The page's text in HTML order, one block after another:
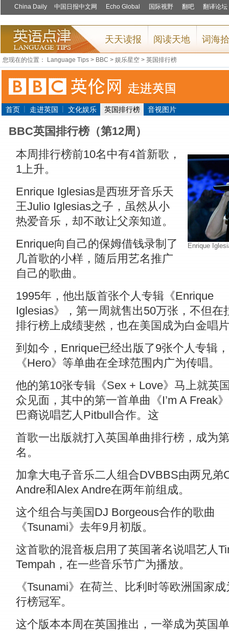
您现在的位置： Language Tips > BBC > 娱乐星空 > 英国排行榜
首页 | 走进英国 | 文化娱乐 英国排行榜 音视图片
BBC英国排行榜（第12周）
Enrique
本周排行榜前10名中有4首新歌，
1上升。
Enrique Iglesias是西班牙音乐天
王Julio Iglesias之子，虽然从小
热爱音乐，却不敢让父亲知道。
Enrique向自己的保姆借钱录制了
几首歌的小样，随后用艺名推广
自己的歌曲。
1995年，他出版首张个人专辑《Enrique
Iglesias》，第一周就售出50万张，不但在
排行榜上成绩斐然，也在美国成为白金唱
到如今，Enrique已经出版了9张个人专辑，
《Hero》等单曲在全球范围内广为传唱。
他的第10张专辑《Sex + Love》马上就英
众见面，其中的第一首单曲《I’m A Freak
巴裔说唱艺人Pitbull合作。这
首歌一出版就打入英国单曲排行榜，成为
名。
加拿大电子音乐二人组合DVBBS由两兄弟
Andre和Alex Andre在两年前组成。
这个组合与美国DJ Borgeous合作的歌曲
《Tsunami》去年9月初版。
这首歌的混音板启用了英国著名说唱艺人
Tempah，在一些音乐节广为播放。
《Tsunami》在荷兰、比利时等欧洲国家
行榜冠军。
这个版本本周在英国推出，一举成为英国